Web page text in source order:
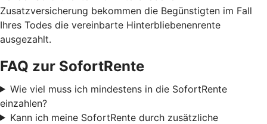
Zusatzversicherung bekommen die Begünstigten im Fall
Ihres Todes die vereinbarte Hinterbliebenenrente
ausgezahlt.
FAQ zur SofortRente
Wie viel muss ich mindestens in die SofortRente
einzahlen?
Kann ich meine SofortRente durch zusätzliche